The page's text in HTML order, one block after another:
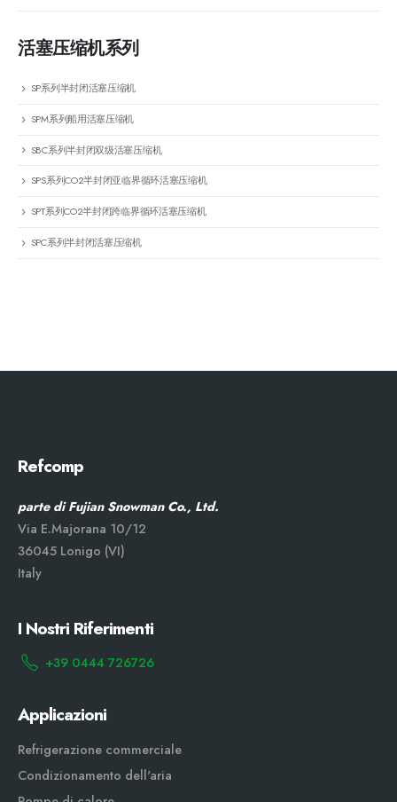
活塞压缩机系列
SP系列半封闭活塞压缩机
SPM系列船用活塞压缩机
SBC系列半封闭双级活塞压缩机
SPS系列CO2半封闭亚临界循环活塞压缩机
SPT系列CO2半封闭跨临界循环活塞压缩机
SPC系列半封闭活塞压缩机
Refcomp
parte di Fujian Snowman Co., Ltd.
Via E.Majorana 10/12
36045 Lonigo (VI)
Italy
I Nostri Riferimenti
+39 0444 726726
Applicazioni
Refrigerazione commerciale
Condizionamento dell'aria